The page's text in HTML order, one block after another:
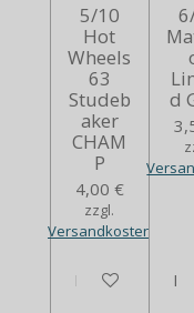
5/10
Hot
Wheels
63
Studeb
aker
CHAM
P
4,00 €
zzgl.
Versandkosten
In den
d